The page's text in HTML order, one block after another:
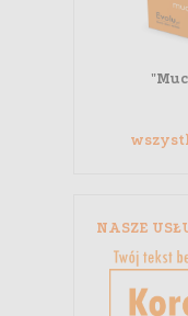
NASZE